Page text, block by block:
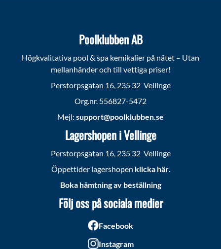
Poolklubben AB
Högkvalitativa pool & spa kemikalier på nätet – Utan
mellanhänder och till vettiga priser!
Perstorpsgatan 16, 235 32 Vellinge
Org.nr. 556827-5472
Mejl: support@poolklubben.se
Lagershopen i Vellinge
Perstorpsgatan 16, 235 32 Vellinge
Öppettider lagershopen klicka här.
Boka hämtning av beställning
Följ oss på sociala medier
Facebook
Instagram